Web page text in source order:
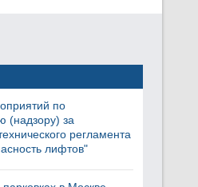
по
(надзору) за
регламента
лифтов"